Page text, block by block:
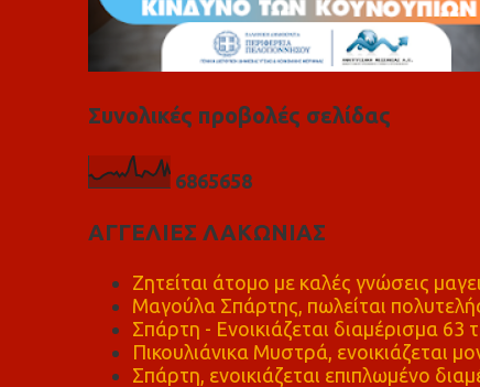
Συνολικές προβολές σελίδας
6865658
ΑΓΓΕΛΙΕΣ ΛΑΚΩΝΙΑΣ
Ζητείται άτομο με καλές γνώσεις
Μαγούλα Σπάρτης, πωλείται
Σπάρτη - Ενοικιάζεται διαμέρισμα 63
Πικουλιάνικα Μυστρά, ενοικιάζεται
Σπάρτη, ενοικιάζεται επιπλωμένο